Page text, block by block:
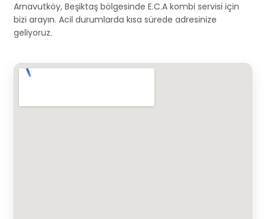
Arnavutköy, Beşiktaş bölgesinde E.C.A kombi servisi için
bizi arayın. Acil durumlarda kısa sürede adresinize
geliyoruz.